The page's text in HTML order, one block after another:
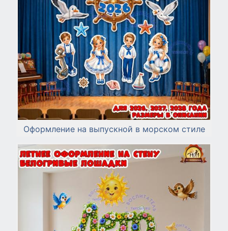
Оформление на выпускной в морском стиле